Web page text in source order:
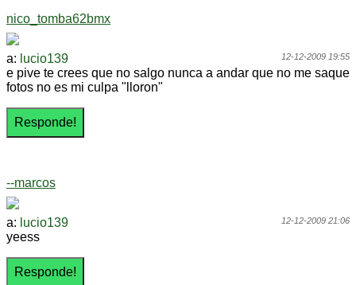
nico_tomba62bmx
12-12-2009 19:55
a: lucio139
e pive te crees que no salgo nunca a andar que no me saque
fotos no es mi culpa "lloron"
--marcos
12-12-2009 21:06
a: lucio139
yeess